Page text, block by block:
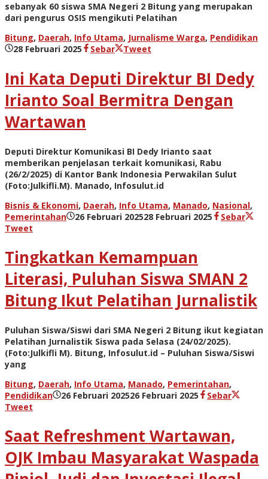
sebanyak 60 siswa SMA Negeri 2 Bitung yang merupakan
dari pengurus OSIS mengikuti Pelatihan
Bitung, Daerah, Info Utama, Jurnalisme Warga, Pendidikan
28 Februari 2025 olehSebar Tweet
Ini Kata Deputi Direktur BI Dedy
Irianto Soal Bermitra Dengan
Wartawan
Deputi Direktur Komunikasi BI Dedy Irianto saat
memberikan penjelasan terkait komunikasi, Rabu
(26/2/2025) di Kantor Bank Indonesia Perwakilan Sulut
(Foto:Julkifli.M). Manado, Infosulut.id
Bisnis & Ekonomi, Daerah, Info Utama, Manado, Nasional,
Pemerintahan
26 Februari 202528 Februari 2025 olehSebar
Tweet
Tingkatkan Kemampuan
Literasi, Puluhan Siswa SMAN 2
Bitung Ikut Pelatihan Jurnalistik
Puluhan Siswa/Siswi dari SMA Negeri 2 Bitung ikut kegiatan
Pelatihan Jurnalistik Siswa pada Selasa (24/02/2025).
(Foto:Julkifli M). Bitung, Infosulut.id – Puluhan Siswa/Siswi
yang
Bitung, Daerah, Info Utama, Manado, Pemerintahan,
Pendidikan
26 Februari 202526 Februari 2025 olehSebar
Tweet
Saat Refreshment Wartawan,
OJK Imbau Masyarakat Waspada